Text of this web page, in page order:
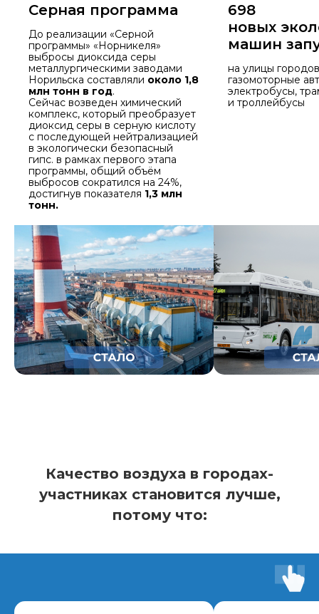
Серная программа
До реализации «Серной
программы» «Норникеля»
выбросы диоксида серы
металлургическими заводами
Норильска составляли около 1,8
млн тонн в год.
Сейчас возведен химический
комплекс, который преобразует
диоксид серы в серную кислоту
с последующей нейтрализацией
в экологически безопасный
гипс. в рамках первого этапа
программы, общий объём
выбросов сократился на 24%,
достигнув показателя 1,3 млн
тонн.
698
новых
машин
на улицы
газомоторные
электробусы,
и троллейбусы
Качество воздуха в городах-
участниках становится лучше,
потому что: